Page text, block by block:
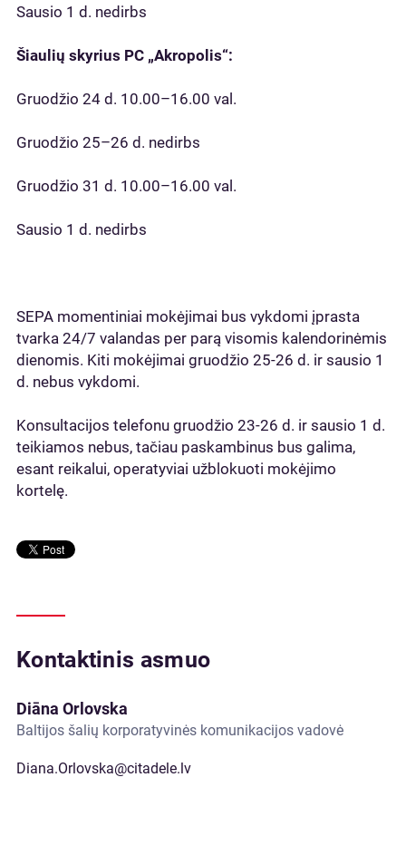
Sausio 1 d. nedirbs
Šiaulių skyrius PC „Akropolis“:
Gruodžio 24 d. 10.00–16.00 val.
Gruodžio 25–26 d. nedirbs
Gruodžio 31 d. 10.00–16.00 val.
Sausio 1 d. nedirbs
SEPA momentiniai mokėjimai bus vykdomi įprasta
tvarka 24/7 valandas per parą visomis kalendorinėmis
dienomis. Kiti mokėjimai gruodžio 25-26 d. ir sausio 1
d. nebus vykdomi.
Konsultacijos telefonu gruodžio 23-26 d. ir sausio 1 d.
teikiamos nebus, tačiau paskambinus bus galima,
esant reikalui, operatyviai užblokuoti mokėjimo
kortelę.
Kontaktinis asmuo
Diāna Orlovska
Baltijos šalių korporatyvinės komunikacijos vadovė
Diana.Orlovska@citadele.lv